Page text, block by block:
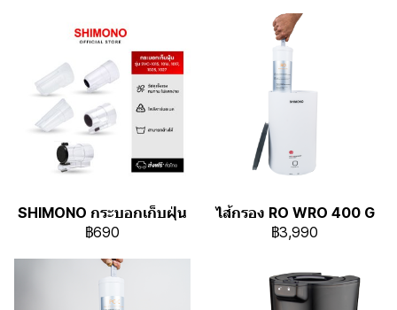
SHIMONO กระบอกเก็บฝุ่น
฿690
ไส้กรอง RO WRO 400 G
฿3,990